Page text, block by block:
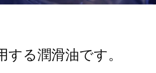
る潤滑油です。